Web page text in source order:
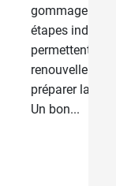
gommage et
étapes
permettent
préparer la
Un bon...